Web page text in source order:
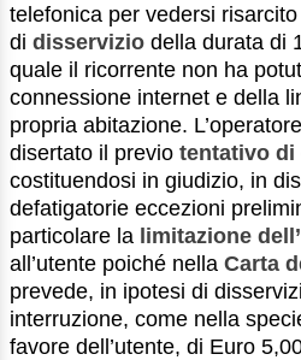
telefonica per vedersi
di disservizio della durata di
quale il ricorrente non ha
connessione internet e della
propria abitazione.
disertato il previo tentativo di
costituendosi in giudizio, in
defatigatorie eccezioni
particolare la limitazione
all’utente poiché nella Carta
prevede, in ipotesi di
interruzione, come nella
favore dell’utente, di Euro